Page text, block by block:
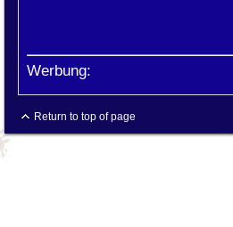
Werbung:
Return to top of page